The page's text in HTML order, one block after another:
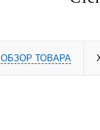
ОБЗОР ТОВАРА